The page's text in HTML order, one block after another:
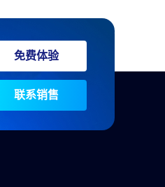
免费体验
联系销售